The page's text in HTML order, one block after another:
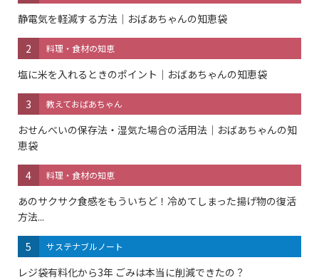
静電気を軽減する方法｜おばあちゃんの知恵袋
2 料理・食材の知恵
塩に米を入れるときのポイント｜おばあちゃんの知恵袋
3 教えておばあちゃん
おせんべいの保存法・湿気た場合の活用法｜おばあちゃんの知
恵袋
4 料理・食材の知恵
あのサクサク食感をもういちど！冷めてしまった揚げ物の復活
方法...
5 サステナブルノート
レジ袋有料化から3年 ごみは本当に削減できたの？